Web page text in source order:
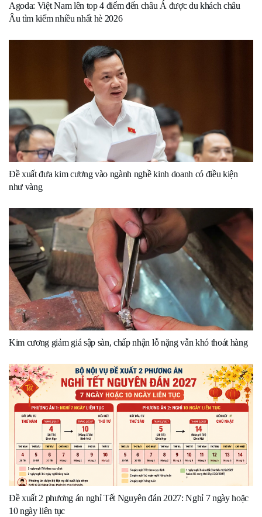
Agoda: Việt Nam lên top 4 điểm đến châu Á được du khách châu
Âu tìm kiếm nhiều nhất hè 2026
Đề xuất đưa kim cương vào ngành nghề kinh doanh có điều kiện
như vàng
Kim cương giảm giá sập sàn, chấp nhận lỗ nặng vẫn khó thoát hàng
Đề xuất 2 phương án nghỉ Tết Nguyên đán 2027: Nghỉ 7 ngày hoặc
10 ngày liên tục